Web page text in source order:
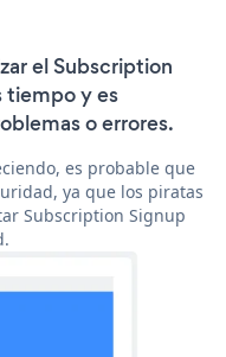
el Subscription
tiempo y es
o errores.
es probable que
ya que los piratas
Subscription Signup